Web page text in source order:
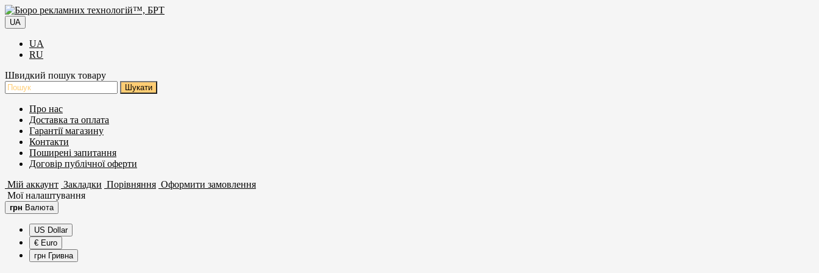
UA
UA
RU
Швидкий пошук товару
Про нас
Доставка та оплата
Гарантії магазину
Контакти
Поширені запитання
Договір публічної оферти
Мій аккаунт Закладки Порівняння Оформити замовлення
Мої налаштування
грн Валюта
US Dollar
€ Euro
грн Гривна